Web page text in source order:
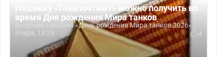
Нашивку «Главпочтамт» можно получить во
время Дня рождения Мира танков
Во время события «День рождения Мира танков 2026»...
Вчера, 13:29
4